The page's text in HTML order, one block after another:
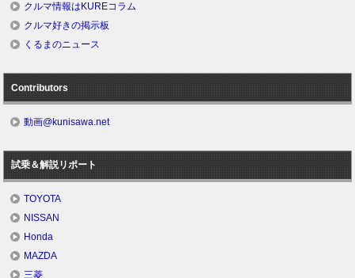
クルマ情報はKUREコラム
クルマ好きの掲示板
くるまのニュース
Contributors
動画@kunisawa.net
試乗＆解説リポート
TOYOTA
NISSAN
Honda
MAZDA
三菱